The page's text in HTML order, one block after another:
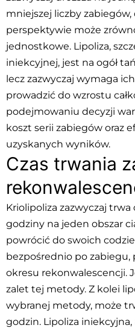
mniejszej liczby zabiegów,
perspektywie może
jednostkowe. Lipoliza,
iniekcyjnej, jest na ogół
lecz zazwyczaj wymaga
prowadzić do wzrostu
podejmowaniu decyzji
koszt serii zabiegów oraz
uzyskanych wyników.
Czas trwania
Kriolipoliza zazwyczaj
godziny na jeden obszar
powrócić do swoich
bezpośrednio po
okresu rekonwalescencji.
zalet tej metody. Z kolei
wybranej metody, może
godzin. Lipoliza iniekcyjna,